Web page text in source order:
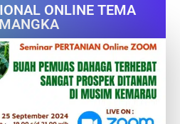
ONLINE TEMA